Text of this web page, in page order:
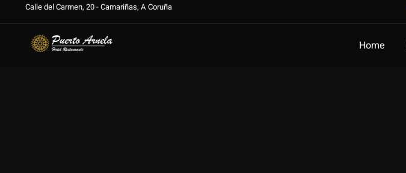
Calle del Carmen, 20 - Camariñas, A Coruña
Home